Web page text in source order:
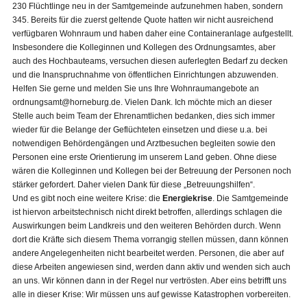
230 Flüchtlinge neu in der Samtgemeinde aufzunehmen haben, sondern
345. Bereits für die zuerst geltende Quote hatten wir nicht ausreichend
verfügbaren Wohnraum und haben daher eine Containeranlage aufgestellt.
Insbesondere die Kolleginnen und Kollegen des Ordnungsamtes, aber
auch des Hochbauteams, versuchen diesen auferlegten Bedarf zu decken
und die Inanspruchnahme von öffentlichen Einrichtungen abzuwenden.
Helfen Sie gerne und melden Sie uns Ihre Wohnraumangebote an
ordnungsamt@horneburg.de. Vielen Dank. Ich möchte mich an dieser
Stelle auch beim Team der Ehrenamtlichen bedanken, dies sich immer
wieder für die Belange der Geflüchteten einsetzen und diese u.a. bei
notwendigen Behördengängen und Arztbesuchen begleiten sowie den
Personen eine erste Orientierung im unserem Land geben. Ohne diese
wären die Kolleginnen und Kollegen bei der Betreuung der Personen noch
stärker gefordert. Daher vielen Dank für diese „Betreuungshilfen“.
Und es gibt noch eine weitere Krise: die Energiekrise . Die Samtgemeinde
ist hiervon arbeitstechnisch nicht direkt betroffen, allerdings schlagen die
Auswirkungen beim Landkreis und den weiteren Behörden durch. Wenn
dort die Kräfte sich diesem Thema vorrangig stellen müssen, dann können
andere Angelegenheiten nicht bearbeitet werden. Personen, die aber auf
diese Arbeiten angewiesen sind, werden dann aktiv und wenden sich auch
an uns. Wir können dann in der Regel nur vertrösten. Aber eins betrifft uns
alle in dieser Krise: Wir müssen uns auf gewisse Katastrophen vorbereiten.